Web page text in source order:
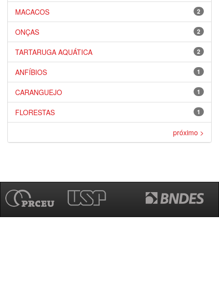
2
MACACOS
2
ONÇAS
2
TARTARUGA AQUÁTICA
1
ANFÍBIOS
1
CARANGUEJO
1
FLORESTAS
próximo >